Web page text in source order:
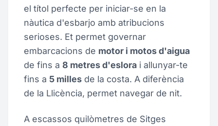
el títol perfecte per iniciar-se en la
nàutica d'esbarjo amb atribucions
serioses. Et permet governar
embarcacions de motor i motos d'aigua
de fins a 8 metres d'eslora i allunyar-te
fins a 5 milles de la costa. A diferència
de la Llicència, permet navegar de nit.
A escassos quilòmetres de Sitges